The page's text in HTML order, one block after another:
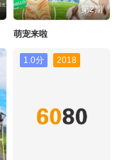
第2期
萌宠来啦
1.0分 2018